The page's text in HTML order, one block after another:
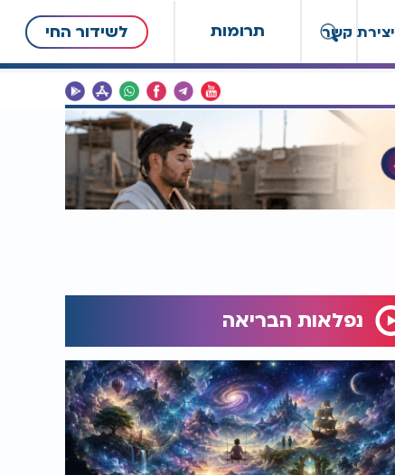
תרומות לשידור החי יצירת קשר
נפלאות הבריאה